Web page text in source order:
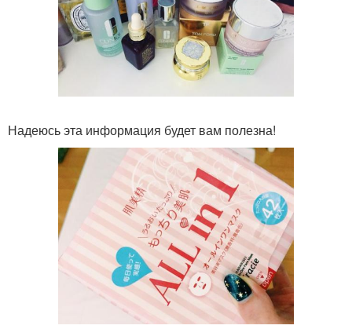
Надеюсь эта информация будет вам полезна!